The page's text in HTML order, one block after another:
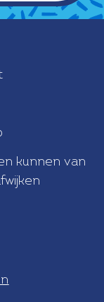
kunnen van